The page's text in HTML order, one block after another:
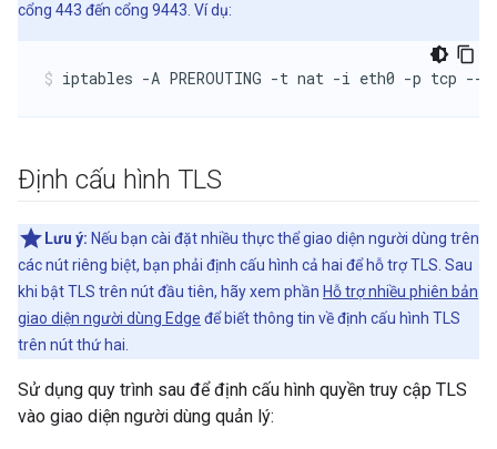
cổng 443 đến cổng 9443. Ví dụ:
iptables -A PREROUTING -t nat -i eth0 -p tcp --
Định cấu hình TLS
Lưu ý: Nếu bạn cài đặt nhiều thực thể giao diện người dùng trên
các nút riêng biệt, bạn phải định cấu hình cả hai để hỗ trợ TLS. Sau
khi bật TLS trên nút đầu tiên, hãy xem phần Hỗ trợ nhiều phiên bản
giao diện người dùng Edge để biết thông tin về định cấu hình TLS
trên nút thứ hai.
Sử dụng quy trình sau để định cấu hình quyền truy cập TLS
vào giao diện người dùng quản lý: